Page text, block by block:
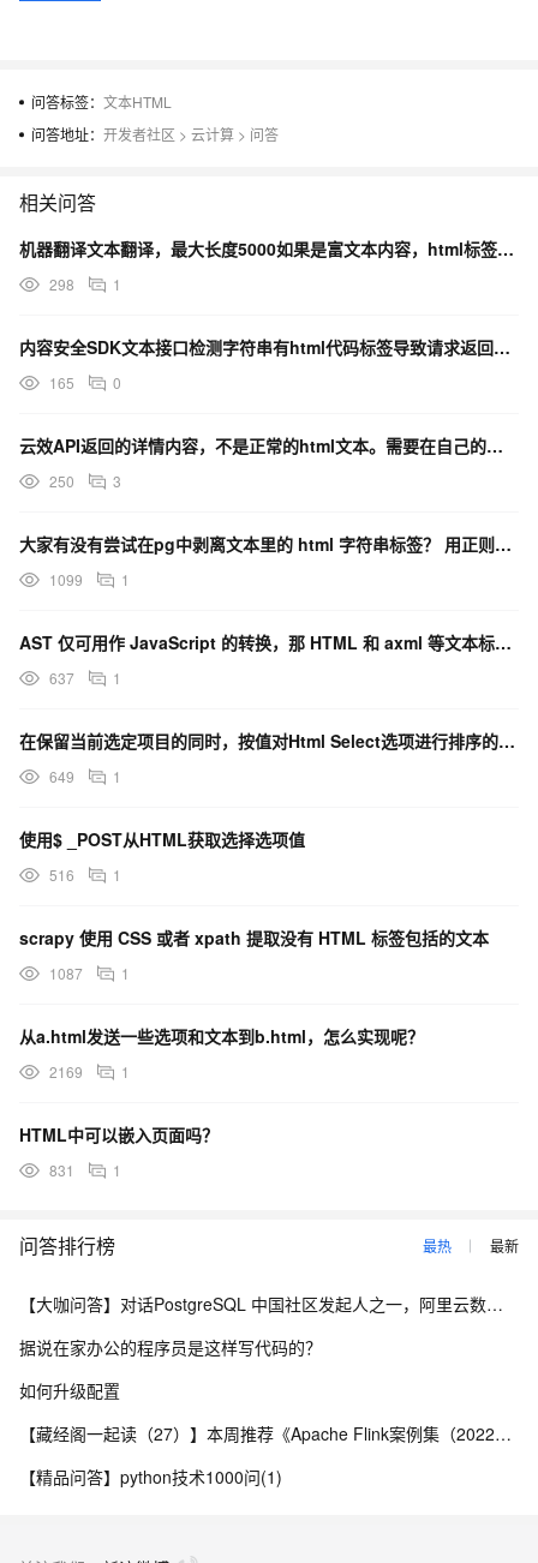
问答标签： 文本HTML
问答地址： 开发者社区 > 云计算 > 问答
相关问答
机器翻译文本翻译，最大长度5000如果是富文本内容，html标签也会计入这个字符数的是吧？
298 1
内容安全SDK文本接口检测字符串有html代码标签导致请求返回没有数据
165 0
云效API返回的详情内容，不是正常的html文本。需要在自己的页面展示该字段，怎么操作？
250 3
大家有没有尝试在pg中剥离文本里的 html 字符串标签？ 用正则还是有什么好用的函数方法来实现?
1099 1
AST 仅可用作 JavaScript 的转换，那 HTML 和 axml 等文本标记语言怎么转换？
637 1
在保留当前选定项目的同时，按值对Html Select选项进行排序的最有效方法是什么？
649 1
使用$ _POST从HTML获取选择选项值
516 1
scrapy 使用 CSS 或者 xpath 提取没有 HTML 标签包括的文本
1087 1
从a.html发送一些选项和文本到b.html，怎么实现呢？
2169 1
HTML中可以嵌入页面吗？
831 1
问答排行榜 最热 最新
【大咖问答】对话PostgreSQL 中国社区发起人之一，阿里云数据库高级专家 德哥
据说在家办公的程序员是这样写代码的？
如何升级配置
【藏经阁一起读（27）】本周推荐《Apache Flink案例集（2022版）》，你有哪些心得？
【精品问答】python技术1000问(1)